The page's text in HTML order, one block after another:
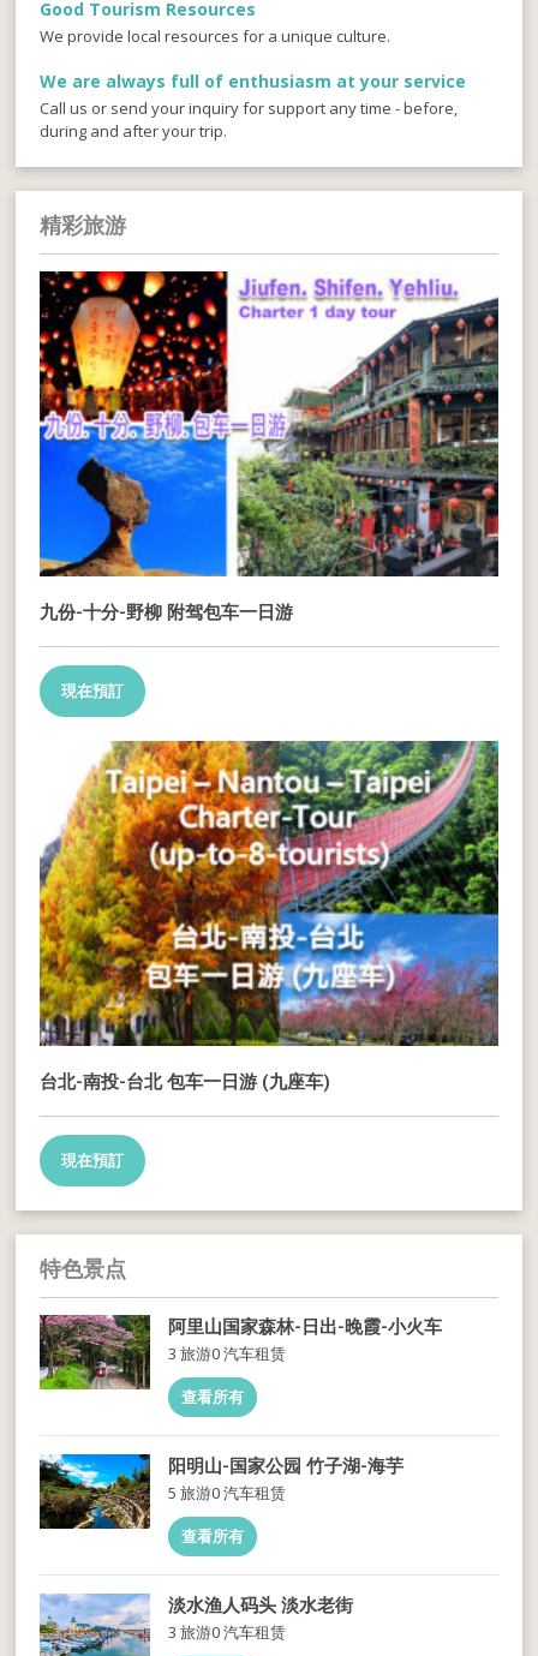
Good Tourism Resources
We provide local resources for a unique culture.
We are always full of enthusiasm at your service
Call us or send your inquiry for support any time - before,
during and after your trip.
精彩旅游
九份-十分-野柳 附驾包车一日游
現在預訂
台北-南投-台北 包车一日游 (九座车)
現在預訂
特色景点
阿里山国家森林-日出-晚霞-小火车
3 旅游0 汽车租赁
查看所有
阳明山-国家公园 竹子湖-海芋
5 旅游0 汽车租赁
查看所有
淡水渔人码头 淡水老街
3 旅游0 汽车租赁